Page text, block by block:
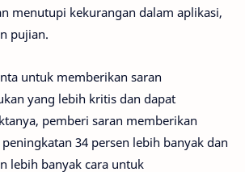
menutupi kekurangan dalam aplikasi,
pujian.
untuk memberikan saran
yang lebih kritis dan dapat
pemberi saran memberikan
34 persen lebih banyak dan
lebih banyak cara untuk